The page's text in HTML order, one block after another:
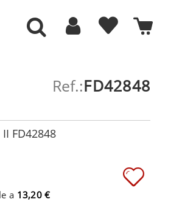
FD42848
Ref.:
FD42848
a 13,20 €